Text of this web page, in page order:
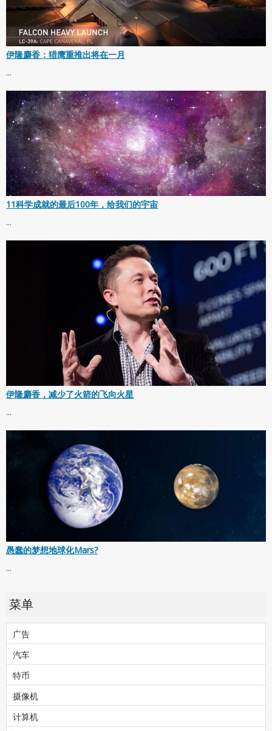
伊隆麝香：猎鹰重推出将在一月
...
11科学成就的最后100年，给我们的宇宙
...
伊隆麝香，减少了火箭的飞向火星
...
愚蠢的梦想地球化Mars?
...
菜单
广告
汽车
特币
摄像机
计算机